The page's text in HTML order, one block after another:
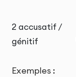
2 accusatif /
génitif
Exemples :